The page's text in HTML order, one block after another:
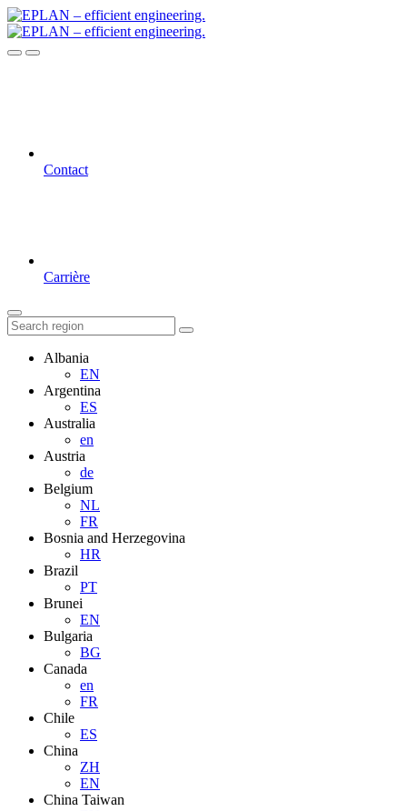
Contact
Carrière
Albania
EN
Argentina
ES
Australia
en
Austria
de
Belgium
NL
FR
Bosnia and Herzegovina
HR
Brazil
PT
Brunei
EN
Bulgaria
BG
Canada
en
FR
Chile
ES
China
ZH
EN
China Taiwan